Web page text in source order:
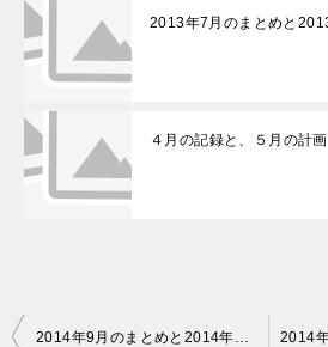
2013年7月のまとめと
４月の記録と、５月の計画
投
2014年9月のまとめと2014年10月の学習目標、現状打破が必要